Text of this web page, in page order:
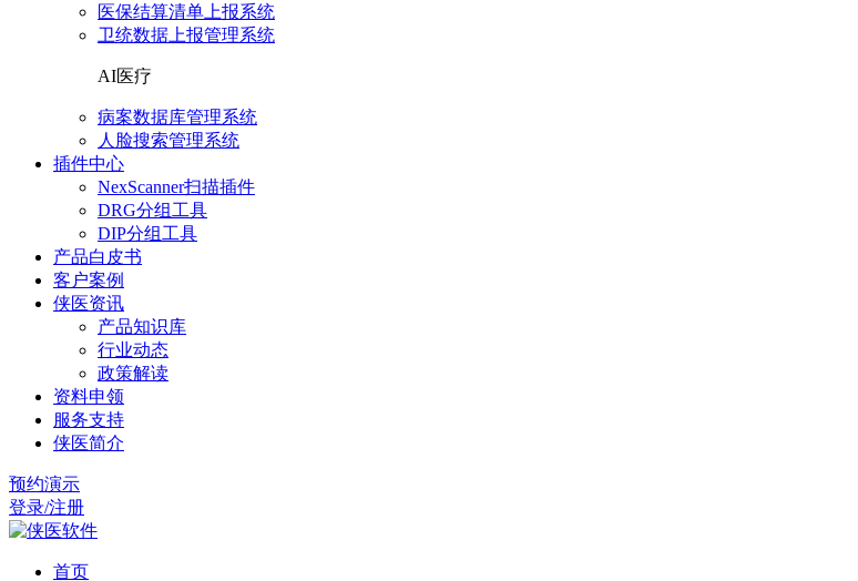
医保结算清单上报系统
卫统数据上报管理系统
AI医疗
病案数据库管理系统
人脸搜索管理系统
插件中心
NexScanner扫描插件
DRG分组工具
DIP分组工具
产品白皮书
客户案例
侠医资讯
产品知识库
行业动态
政策解读
资料申领
服务支持
侠医简介
预约演示
登录/注册
首页